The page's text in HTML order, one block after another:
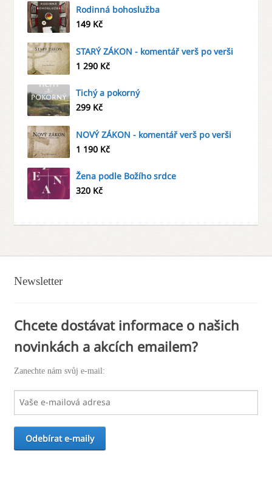
Rodinná bohoslužba
149 Kč
STARÝ ZÁKON - komentář verš po verši
1 290 Kč
Tichý a pokorný
299 Kč
NOVÝ ZÁKON - komentář verš po verši
1 190 Kč
Žena podle Božího srdce
320 Kč
Newsletter
Chcete dostávat informace o našich
novinkách a akcích emailem?
Zanechte nám svůj e-mail: